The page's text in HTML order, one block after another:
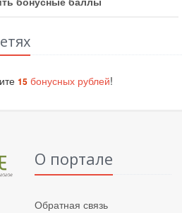
15 бонусных рублей!
О портале
Обратная связь